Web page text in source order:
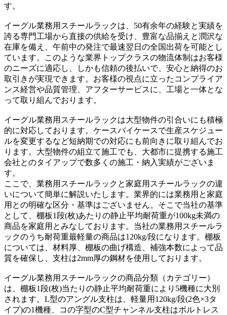
す。
イーグル業務用スチールラックは、50有余年の経験と実績を
誇る専門工場から直接の供給を受け、豊富な品揃えと潤沢な
在庫を備え、午前中の発注で最速翌日の全国出荷を可能とし
ています。このような業界トップクラスの物流体制はお客様
のニーズに適応し、しかも信頼の後払いで、安心と納得のお
取引きが実現できます。お客様の視点に立ったコンプライア
ンス経営や品質管理、アフターサービスに、工場と一体とな
って取り組んでおります。
イーグル業務用スチールラックは大型物件の引合いにも積極
的に対応しております。ケースバイケースで生産スケジュー
ルを変更するなど短納期での対応にも前向きに取り組んでお
ります。大型物件の組立て施工でも、大都市に提携する施工
会社とのタイアップで数多くの施工・納入実績がございま
す。
ここで、業務用スチールラックと家庭用スチールラックの違
いについて簡単に解説いたします。業界的には業務用と家庭
用との明確な区分・基準はございません。そこで当社の基準
として、棚板1段(枚)あたりの静止平均耐荷重が100kg未満の
商品を家庭用とみなしております。当社の業務用スチールラ
ックのうち耐荷重最軽量の商品は120kg/段になります。棚板
については、材料厚、棚板の曲げ構造、補強本数によって品
質を確保し、支柱は2mm厚の鋼材を使用しております。
イーグル業務用スチールラックの商品分類（カテゴリー）
は、棚板1段(枚)当たりの静止平均耐荷重により5機種に大別
されます。L型のアングル支柱は、軽量用120kg/段(2色×3タ
イプ)の1機種、コの字型のC型チャンネル支柱はボルトレス